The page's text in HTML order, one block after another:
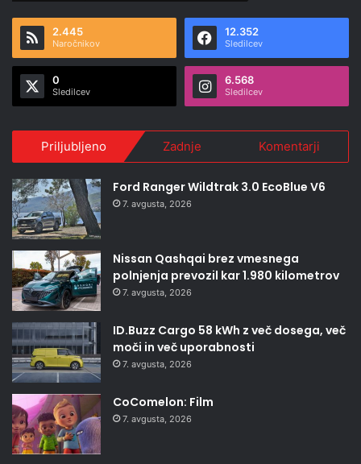
2.445
Naročnikov
12.352
Sledilcev
0
Sledilcev
6.568
Sledilcev
Priljubljeno Zadnje Komentarji
Ford Ranger Wildtrak 3.0 EcoBlue V6
7. avgusta, 2026
Nissan Qashqai brez vmesnega
polnjenja prevozil kar 1.980 kilometrov
7. avgusta, 2026
ID.Buzz Cargo 58 kWh z več dosega, več
moči in več uporabnosti
7. avgusta, 2026
CoComelon: Film
7. avgusta, 2026